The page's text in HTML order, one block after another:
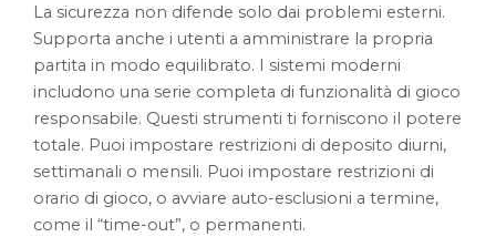
La sicurezza non difende solo dai problemi esterni.
Supporta anche i utenti a amministrare la propria
partita in modo equilibrato. I sistemi moderni
includono una serie completa di funzionalità di gioco
responsabile. Questi strumenti ti forniscono il potere
totale. Puoi impostare restrizioni di deposito diurni,
settimanali o mensili. Puoi impostare restrizioni di
orario di gioco, o avviare auto-esclusioni a termine,
come il “time-out”, o permanenti.